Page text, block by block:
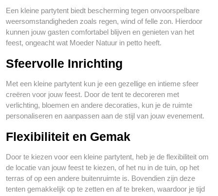
Een kleine partytent biedt bescherming tegen onvoorspelbare
weersomstandigheden zoals regen, wind of felle zon. Hierdoor
kunnen jouw gasten comfortabel blijven en genieten van het
feest, ongeacht wat Moeder Natuur in petto heeft.
Sfeervolle Inrichting
Met een kleine partytent kun je een gezellige en intieme sfeer
creëren voor jouw feest. Door de tent te decoreren met
verlichting, bloemen en andere decoraties, kun je de ruimte
personaliseren en aanpassen aan de stijl van jouw evenement.
Flexibiliteit en Gemak
Door te kiezen voor een kleine partytent, heb je de flexibiliteit om
de locatie van jouw feest te kiezen, of het nu in de tuin, op het
terras of op een andere buitenruimte is. Bovendien zijn deze
tenten gemakkelijk op te zetten en af te breken, waardoor je tijd